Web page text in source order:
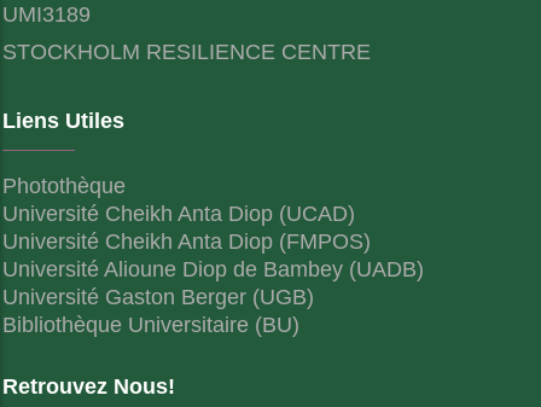
UMI3189
STOCKHOLM RESILIENCE CENTRE
Liens Utiles
Photothèque
Université Cheikh Anta Diop (UCAD)
Université Cheikh Anta Diop (FMPOS)
Université Alioune Diop de Bambey (UADB)
Université Gaston Berger (UGB)
Bibliothèque Universitaire (BU)
Retrouvez Nous!